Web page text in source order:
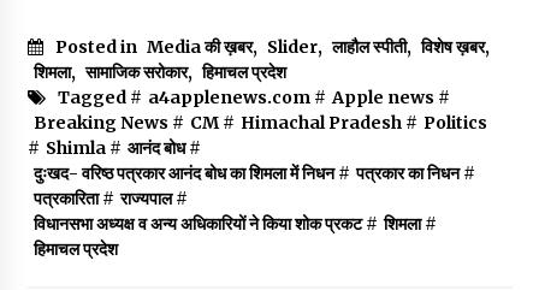
Posted in Media की ख़बर, Slider, लाहौल स्पीती, विशेष ख़बर,
शिमला, सामाजिक सरोकार, हिमाचल प्रदेश
Tagged # a4applenews.com# Apple news #
Breaking News # CM# Himachal Pradesh# Politics
# Shimla# आनंद बोध#
दुःखद- वरिष्ठ पत्रकार आनंद बोध का शिमला में निधन# पत्रकार का निधन#
पत्रकारिता# राज्यपाल#
विधानसभा अध्यक्ष व अन्य अधिकारियों ने किया शोक प्रकट# शिमला#
हिमाचल प्रदेश